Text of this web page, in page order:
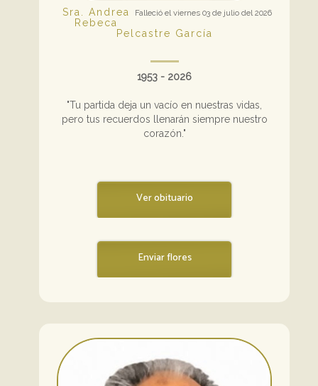
Falleció el viernes 03 de julio del 2026
Sra. Andrea
Rebeca
Pelcastre García
1953 - 2026
"Tu partida deja un vacío en nuestras vidas,
pero tus recuerdos llenarán siempre nuestro
corazón."
Ver obituario
Enviar flores